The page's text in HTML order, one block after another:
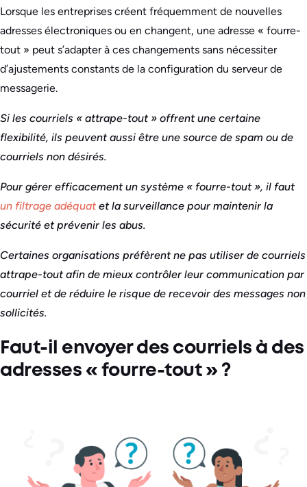
Lorsque les entreprises créent fréquemment de nouvelles
adresses électroniques ou en changent, une adresse « fourre-
tout » peut s’adapter à ces changements sans nécessiter
d’ajustements constants de la configuration du serveur de
messagerie.
Si les courriels « attrape-tout » offrent une certaine
flexibilité, ils peuvent aussi être une source de spam ou de
courriels non désirés.
Pour gérer efficacement un système « fourre-tout », il faut
un filtrage adéquat et la surveillance pour maintenir la
sécurité et prévenir les abus.
Certaines organisations préfèrent ne pas utiliser de courriels
attrape-tout afin de mieux contrôler leur communication par
courriel et de réduire le risque de recevoir des messages non
sollicités.
Faut-il envoyer des courriels à des
adresses « fourre-tout » ?